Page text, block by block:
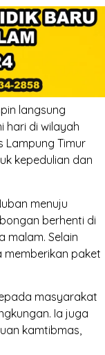
langsung
hari di wilayah
Lampung Timur
kepedulian dan
menuju
berhenti di
malam. Selain
memberikan paket
masyarakat
Ia juga
kamtibmas,